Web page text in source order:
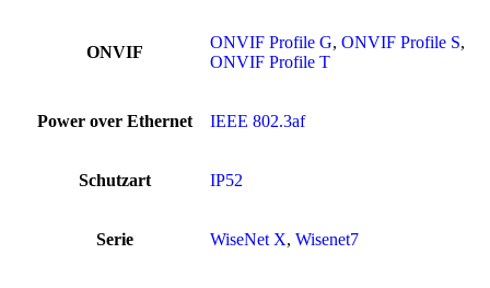
ONVIF
ONVIF Profile G, ONVIF Profile S,
ONVIF Profile T
Power over Ethernet IEEE 802.3af
Schutzart IP52
Serie WiseNet X, Wisenet7